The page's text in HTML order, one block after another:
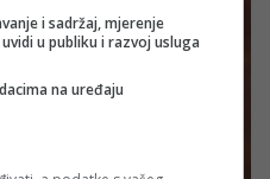
i sadržaj, mjerenje
u publiku i razvoj usluga
na uređaju